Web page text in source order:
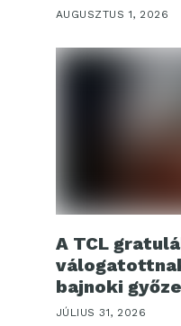
AUGUSZTUS 1, 2026
A TCL
bajnoki
JÚLIUS 31, 2026